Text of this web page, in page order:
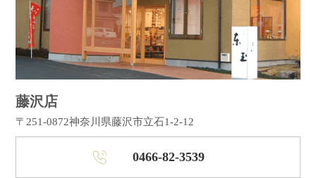
藤沢店
〒251-0872神奈川県藤沢市立石1-2-12
0466-82-3539